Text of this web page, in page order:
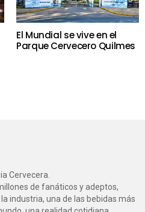
El Mundial se vive en el
Parque Cervecero Quilmes
Cervecera.
de fanáticos y adeptos,
industria, una de las bebidas más